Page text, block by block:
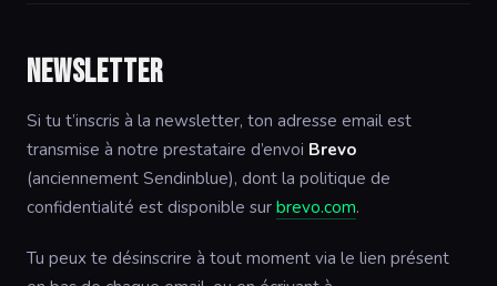
Newsletter
Si tu t’inscris à la newsletter, ton adresse email est
transmise à notre prestataire d’envoi Brevo
(anciennement Sendinblue), dont la politique de
confidentialité est disponible sur brevo.com.
Tu peux te désinscrire à tout moment via le lien présent